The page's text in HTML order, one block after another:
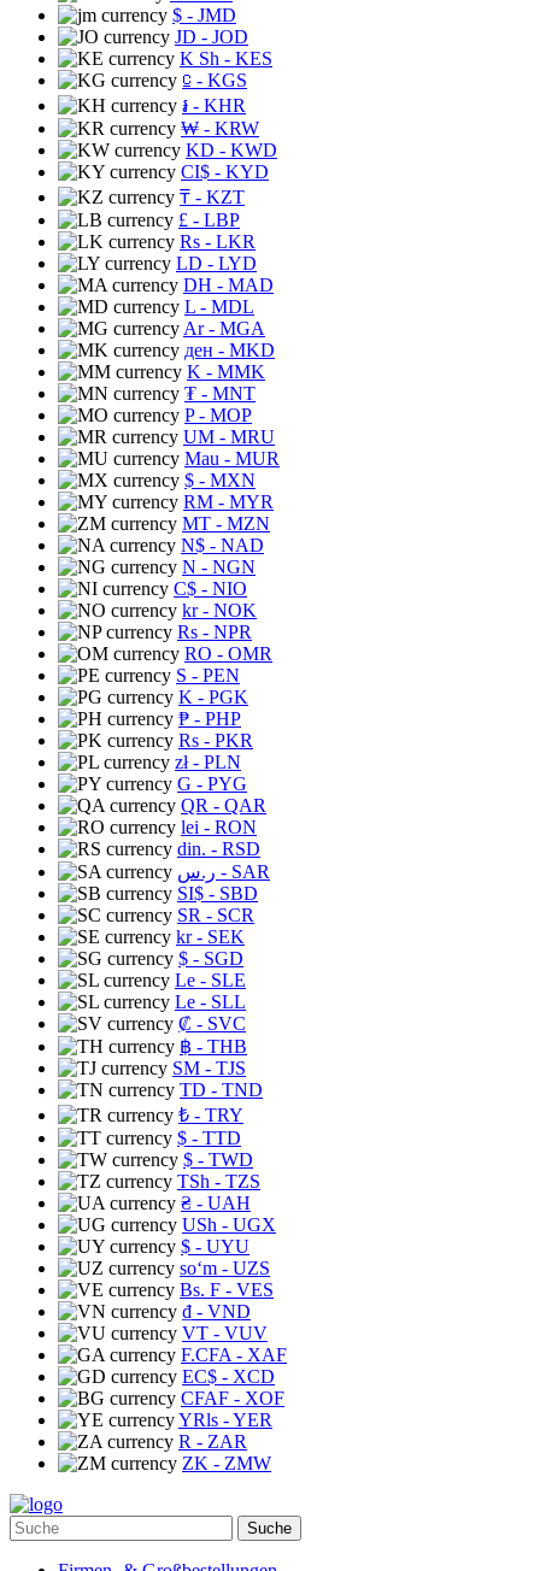
$ - JMD
JD - JOD
K Sh - KES
⃀ - KGS
៛ - KHR
₩ - KRW
KD - KWD
CI$ - KYD
₸ - KZT
£ - LBP
Rs - LKR
LD - LYD
DH - MAD
L - MDL
Ar- MGA
ден - MKD
K - MMK
₮ - MNT
P- MOP
UM - MRU
Mau - MUR
$ - MXN
RM - MYR
MT - MZN
N$ - NAD
N - NGN
C$ - NIO
kr- NOK
Rs - NPR
RO - OMR
S - PEN
K - PGK
₱ - PHP
Rs - PKR
zł- PLN
G - PYG
QR - QAR
lei - RON
din. - RSD
ر.س - SAR
SI$ - SBD
SR - SCR
kr- SEK
$ - SGD
Le - SLE
Le - SLL
₡ - SVC
฿ - THB
ЅМ - TJS
TD - TND
₺ - TRY
$ - TTD
$ - TWD
TSh - TZS
₴ - UAH
USh - UGX
$ - UYU
soʻm - UZS
Bs. F - VES
₫ - VND
VT - VUV
F.CFA - XAF
EC$ - XCD
CFAF - XOF
YRls - YER
R - ZAR
ZK - ZMW
Suche